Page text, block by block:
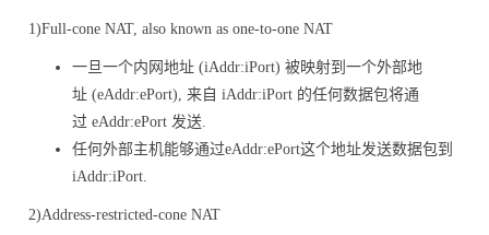
1)Full-cone NAT, also known as one-to-one NAT
一旦一个内网地址 (iAddr:iPort) 被映射到一个外部地
址 (eAddr:ePort), 来自 iAddr:iPort 的任何数据包将通
过 eAddr:ePort 发送.
任何外部主机能够通过eAddr:ePort这个地址发送数据包到
iAddr:iPort.
2)Address-restricted-cone NAT